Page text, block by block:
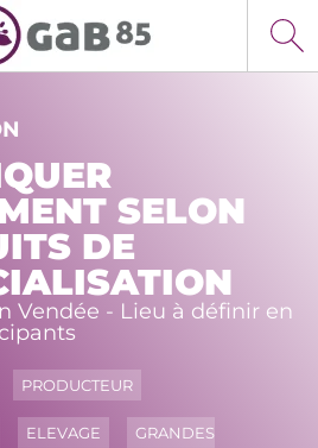
SELON
DE
Vendée - Lieu à définir en
PRODUCTEUR
ELEVAGE GRANDES
des cookies